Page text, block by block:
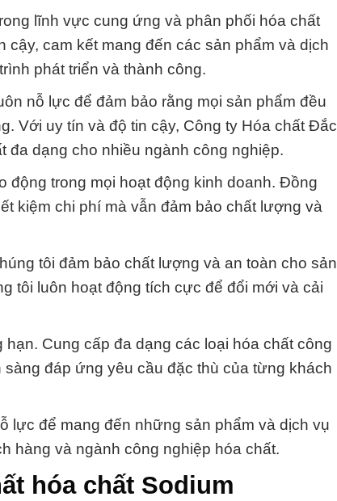
lĩnh vực cung ứng và phân phối hóa chất
cậy, cam kết mang đến các sản phẩm và dịch
phát triển và thành công.
nỗ lực để đảm bảo rằng mọi sản phẩm đều
Với uy tín và độ tin cậy, Công ty Hóa chất Đắc
đa dạng cho nhiều ngành công nghiệp.
động trong mọi hoạt động kinh doanh. Đồng
kiệm chi phí mà vẫn đảm bảo chất lượng và
tôi đảm bảo chất lượng và an toàn cho sản
tôi luôn hoạt động tích cực để đổi mới và cải
Cung cấp đa dạng các loại hóa chất công
đáp ứng yêu cầu đặc thù của từng khách
lực để mang đến những sản phẩm và dịch vụ
hàng và ngành công nghiệp hóa chất.
hóa chất Sodium